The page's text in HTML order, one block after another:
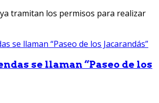
tramitan los permisos para realizar
se llaman “Paseo de los